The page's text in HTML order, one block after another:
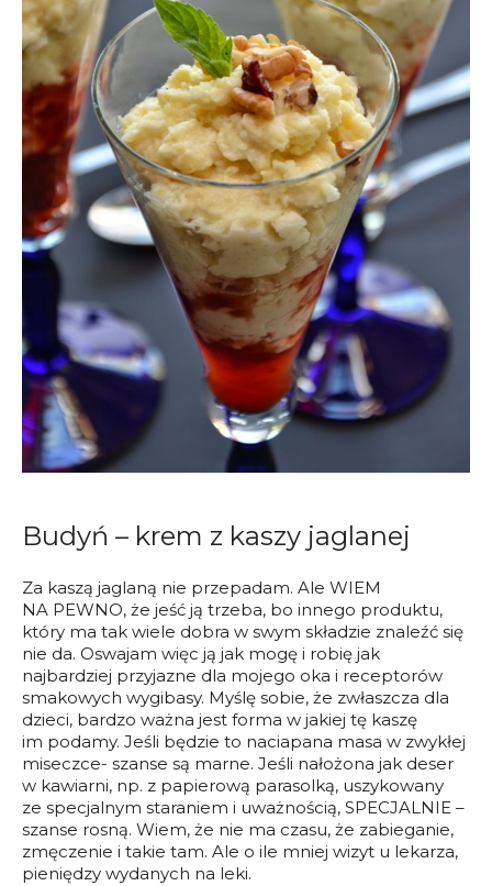
Budyń – krem z kaszy jaglanej
Za kaszą jaglaną nie przepadam. Ale WIEM
NA PEWNO, że jeść ją trzeba, bo innego produktu,
który ma tak wiele dobra w swym składzie znaleźć się
nie da. Oswajam więc ją jak mogę i robię jak
najbardziej przyjazne dla mojego oka i receptorów
smakowych wygibasy. Myślę sobie, że zwłaszcza dla
dzieci, bardzo ważna jest forma w jakiej tę kaszę
im podamy. Jeśli będzie to naciapana masa w zwykłej
miseczce- szanse są marne. Jeśli nałożona jak deser
w kawiarni, np. z papierową parasolką, uszykowany
ze specjalnym staraniem i uważnością, SPECJALNIE –
szanse rosną. Wiem, że nie ma czasu, że zabieganie,
zmęczenie i takie tam. Ale o ile mniej wizyt u lekarza,
pieniędzy wydanych na leki.